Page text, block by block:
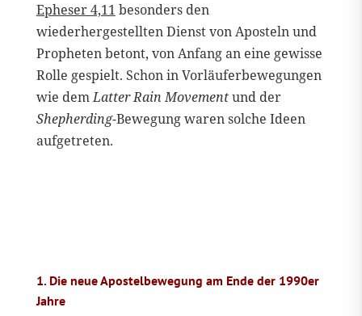
Epheser 4,11 besonders den
wiederhergestellten Dienst von Aposteln und
Propheten betont, von Anfang an eine gewisse
Rolle gespielt. Schon in Vorläuferbewegungen
wie demLatter Rain Movementund der
Shepherding-Bewegung waren solche Ideen
aufgetreten.
1. Die neue Apostelbewegung am Ende der 1990er
Jahre